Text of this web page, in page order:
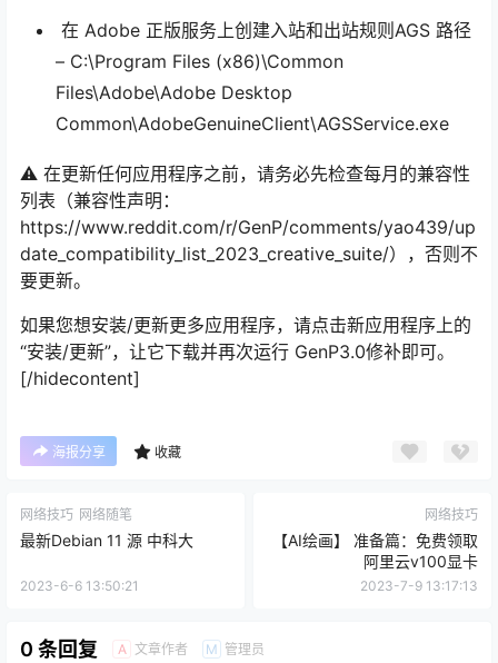
在 Adobe 正版服务上创建入站和出站规则AGS 路径
– C:\Program Files (x86)\Common
Files\Adobe\Adobe Desktop
Common\AdobeGenuineClient\AGSService.exe
⚠️ 在更新任何应用程序之前，请务必先检查每月的兼容性
列表（兼容性声明：
https://www.reddit.com/r/GenP/comments/yao439/up
date_compatibility_list_2023_creative_suite/），否则不
要更新。
如果您想安装/更新更多应用程序，请点击新应用程序上的
“安装/更新”，让它下载并再次运行 GenP3.0修补即可。
[/hidecontent]
海报分享 收藏
网络技巧 网络随笔
最新Debian 11 源 中科大
2023-6-6 13:50:21
网络技巧
【AI绘画】 准备篇：免费领取
阿里云v100显卡
2023-7-9 13:17:13
0 条回复 A 文章作者 M 管理员